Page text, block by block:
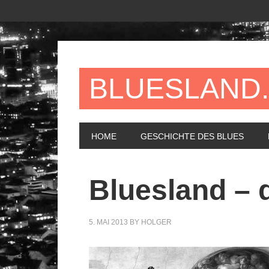
HOME GESCHICHTE DES BLUES
Bluesland –
5. MAI 2013 BY HOLGER